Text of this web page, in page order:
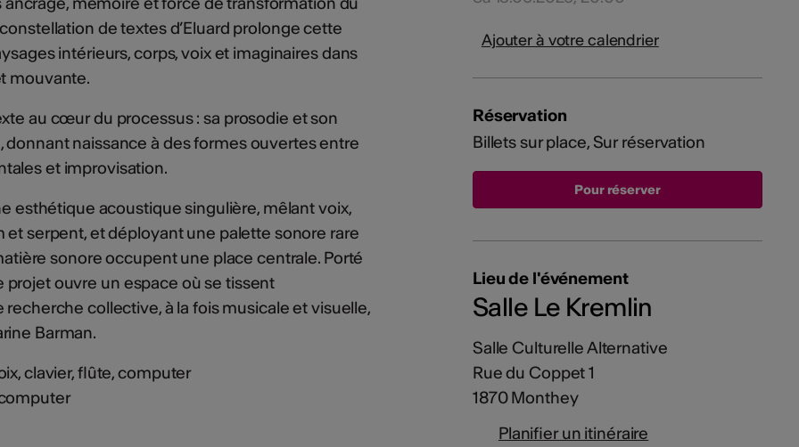
de textes d’Eluard prolonge cette
intérieurs, corps, voix et imaginaires dans
mouvante.
au cœur du processus : sa prosodie et son
naissance à des formes ouvertes entre
et improvisation.
esthétique acoustique singulière, mêlant voix,
serpent, et déployant une palette sonore rare
sonore occupent une place centrale. Porté
projet ouvre un espace où se tissent
collective, à la fois musicale et visuelle,
Barman.
clavier, flûte, computer
Ajouter à votre calendrier
Réservation
Billets sur place, Sur réservation
Lieu de l'événement
Salle Le Kremlin
Salle Culturelle Alternative
Rue du Coppet 1
1870 Monthey
Planifier un itinéraire